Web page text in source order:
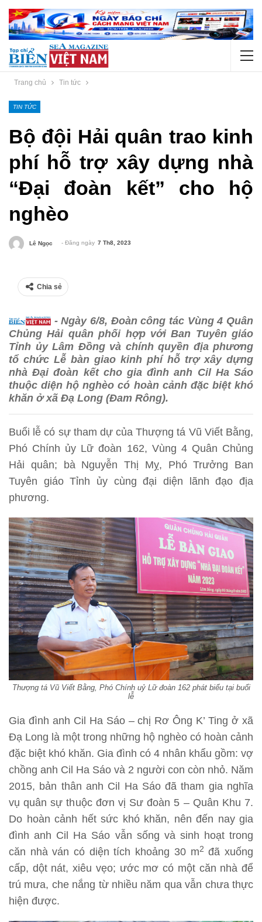
Trang chủ Tin tức
TIN TỨC
Bộ đội Hải quân trao kinh
phí hỗ trợ xây dựng nhà
“Đại đoàn kết” cho hộ
nghèo
Lê Ngọc - Đăng ngày 7 Th8, 2023
Chia sẻ
- Ngày 6/8, Đoàn công tác Vùng 4 Quân
Chủng Hải quân phối hợp với Ban Tuyên giáo
Tỉnh ủy Lâm Đồng và chính quyền địa phương
tổ chức Lễ bàn giao kinh phí hỗ trợ xây dựng
nhà Đại đoàn kết cho gia đình anh Cil Ha Sáo
thuộc diện hộ nghèo có hoàn cảnh đặc biệt khó
khăn ở xã Đạ Long (Đam Rông).
Buổi lễ có sự tham dự của Thượng tá Vũ Viết Bằng,
Phó Chính ủy Lữ đoàn 162, Vùng 4 Quân Chủng
Hải quân; bà Nguyễn Thị Mỵ, Phó Trưởng Ban
Tuyên giáo Tỉnh ủy cùng đại diện lãnh đạo địa
phương.
Thượng tá Vũ Viết Bằng, Phó Chính uỷ Lữ đoàn 162 phát biểu tại buổi
lễ
Gia đình anh Cil Ha Sáo – chị Rơ Ông K’ Ting ở xã
Đạ Long là một trong những hộ nghèo có hoàn cảnh
đặc biệt khó khăn. Gia đình có 4 nhân khẩu gồm: vợ
chồng anh Cil Ha Sáo và 2 người con còn nhỏ. Năm
2015, bản thân anh Cil Ha Sáo đã tham gia nghĩa
vụ quân sự thuộc đơn vị Sư đoàn 5 – Quân Khu 7.
Do hoàn cảnh hết sức khó khăn, nên đến nay gia
đình anh Cil Ha Sáo vẫn sống và sinh hoạt trong
căn nhà ván có diện tích khoảng 30 m2 đã xuống
cấp, dột nát, xiêu vẹo; ước mơ có một căn nhà để
trú mưa, che nắng từ nhiều năm qua vẫn chưa thực
hiện được.